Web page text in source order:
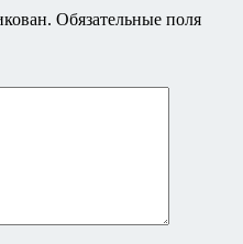
Обязательные поля